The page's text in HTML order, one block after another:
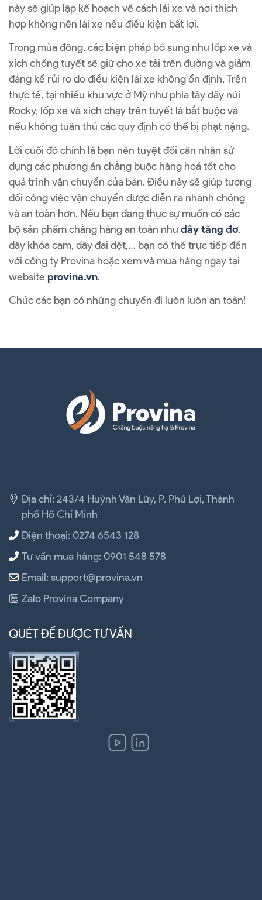
này sẽ giúp lập kế hoạch về cách lái xe và nơi thích
hợp không nên lái xe nếu điều kiện bất lợi.
Trong mùa đông, các biện pháp bổ sung như lốp xe và
xích chống tuyết sẽ giữ cho xe tải trên đường và giảm
đáng kể rủi ro do điều kiện lái xe không ổn định. Trên
thực tế, tại nhiều khu vực ở Mỹ như phía tây dãy núi
Rocky, lốp xe và xích chạy trên tuyết là bắt buộc và
nếu không tuân thủ các quy định có thể bị phạt nặng.
Lời cuối đó chính là bạn nên tuyệt đối cân nhân sử
dụng các phương án chằng buộc hàng hoá tốt cho
quá trình vận chuyển của bản. Điều này sẽ giúp tương
đối công việc vận chuyển được diễn ra nhanh chóng
và an toàn hơn. Nếu bạn đang thực sự muốn có các
bộ sản phẩm chằng hàng an toàn nhưdây tăng đơ,
dây khóa cam, dây đai dệt,… bạn có thể trực tiếp đến
với công ty Provina hoặc xem và mua hàng ngay tại
website provina.vn.
Chúc các bạn có những chuyến đi luôn luôn an toàn!
Địa chỉ: 243/4 Huỳnh Văn Lũy, P. Phú Lợi, Thành
phố Hồ Chí Minh
Điện thoại: 0274 6543 128
Tư vấn mua hàng: 0901 548 578
Email: support@provina.vn
Zalo Provina Company
QUÉT ĐỂ ĐƯỢC TƯ VẤN